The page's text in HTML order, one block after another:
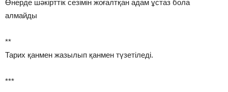
Өнерде шәкірттік сезімін жоғалтқан адам ұстаз бола
алмайды
**
Тарих қанмен жазылып қанмен түзетіледі.
***